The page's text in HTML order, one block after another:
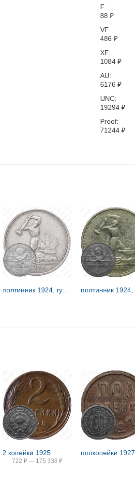
F:
88 ₽
VF:
486 ₽
XF:
1084 ₽
AU:
6176 ₽
UNC:
19294 ₽
Proof:
71244 ₽
2 копейки 1925
722 ₽ — 175 338 ₽
полкопейки 1927